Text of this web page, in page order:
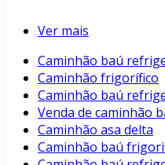
Ver mais
Caminhão baú
Caminhão frigorífico
Caminhão baú
Venda de caminhão
Caminhão asa delta
Caminhão baú